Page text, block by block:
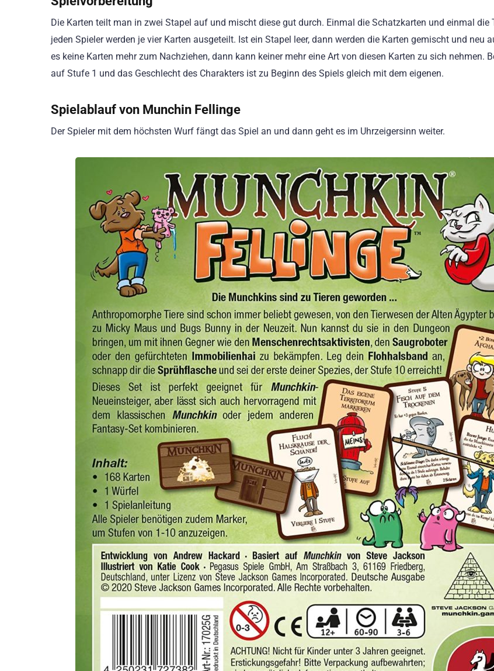
Die Karten teilt man in zwei Stapel auf und mischt diese gut durch. Einmal die Schatzkarten und einmal die
jeden Spieler werden je vier Karten ausgeteilt. Ist ein Stapel leer, dann werden die Karten gemischt und neu
es keine Karten mehr zum Nachziehen, dann kann keiner mehr eine Art von diesen Karten zu sich nehmen.
auf Stufe 1 und das Geschlecht des Charakters ist zu Beginn des Spiels gleich mit dem eigenen.
Spielablauf von Munchin Fellinge
Der Spieler mit dem höchsten Wurf fängt das Spiel an und dann geht es im Uhrzeigersinn weiter.